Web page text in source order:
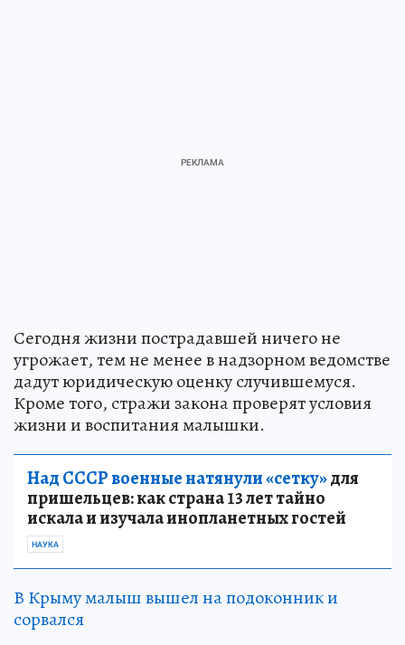
Сегодня жизни пострадавшей ничего не
угрожает, тем не менее в надзорном ведомстве
дадут юридическую оценку случившемуся.
Кроме того, стражи закона проверят условия
жизни и воспитания малышки.
Над СССР военные натянули «сетку»для
пришельцев: как страна 13 лет тайно
искала и изучала инопланетных гостей
НАУКА
В Крыму малыш вышел на подоконник и
сорвался